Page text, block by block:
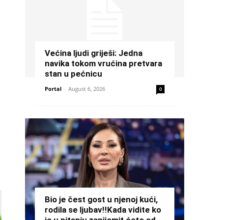
Većina ljudi griješi: Jedna
navika tokom vrućina pretvara
stan u pećnicu
Portal - August 6, 2026 0
Bio je čest gost u njenoj kući,
rodila se ljubav!!Kada vidite ko